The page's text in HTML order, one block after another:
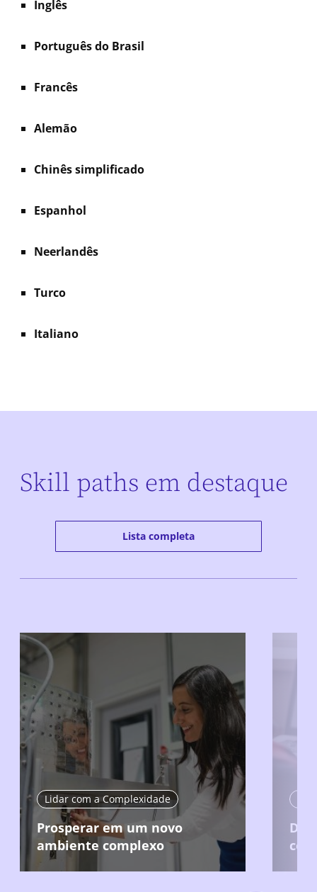
Inglês
Português do Brasil
Francês
Alemão
Chinês simplificado
Espanhol
Neerlandês
Turco
Italiano
Skill paths em destaque
Lista completa
Lidar com a Complexidade
Prosperar em um novo
ambiente complexo